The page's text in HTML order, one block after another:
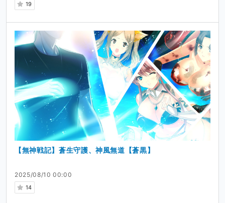
19
2025/08/10 00:00
14
【無神戦記】蒼生守護、神風無道【蒼黒】